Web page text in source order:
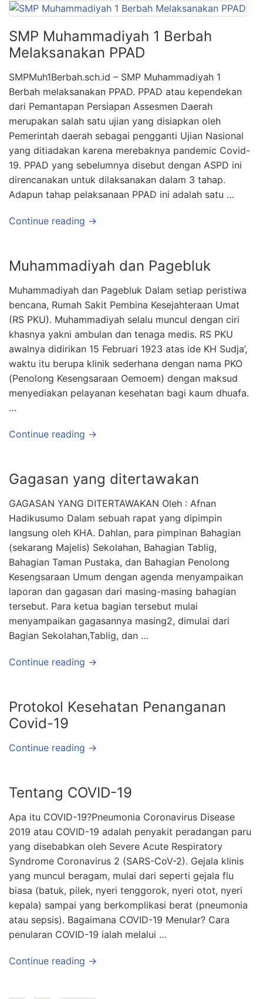
SMP Muhammadiyah 1 Berbah
Melaksanakan PPAD
SMPMuh1Berbah.sch.id – SMP Muhammadiyah 1
Berbah melaksanakan PPAD. PPAD atau kependekan
dari Pemantapan Persiapan Assesmen Daerah
merupakan salah satu ujian yang disiapkan oleh
Pemerintah daerah sebagai pengganti Ujian Nasional
yang ditiadakan karena merebaknya pandemic Covid-
19. PPAD yang sebelumnya disebut dengan ASPD ini
direncanakan untuk dilaksanakan dalam 3 tahap.
Adapun tahap pelaksanaan PPAD ini adalah satu …
Continue reading →
Muhammadiyah dan Pagebluk
Muhammadiyah dan Pagebluk Dalam setiap peristiwa
bencana, Rumah Sakit Pembina Kesejahteraan Umat
(RS PKU). Muhammadiyah selalu muncul dengan ciri
khasnya yakni ambulan dan tenaga medis. RS PKU
awalnya didirikan 15 Februari 1923 atas ide KH Sudja’,
waktu itu berupa klinik sederhana dengan nama PKO
(Penolong Kesengsaraan Oemoem) dengan maksud
menyediakan pelayanan kesehatan bagi kaum dhuafa.
…
Continue reading →
Gagasan yang ditertawakan
GAGASAN YANG DITERTAWAKAN Oleh : Afnan
Hadikusumo Dalam sebuah rapat yang dipimpin
langsung oleh KHA. Dahlan, para pimpinan Bahagian
(sekarang Majelis) Sekolahan, Bahagian Tablig,
Bahagian Taman Pustaka, dan Bahagian Penolong
Kesengsaraan Umum dengan agenda menyampaikan
laporan dan gagasan dari masing-masing bahagian
tersebut. Para ketua bagian tersebut mulai
menyampaikan gagasannya masing2, dimulai dari
Bagian Sekolahan,Tablig, dan …
Continue reading →
Protokol Kesehatan Penanganan
Covid-19
Continue reading →
Tentang COVID-19
Apa itu COVID-19?Pneumonia Coronavirus Disease
2019 atau COVID-19 adalah penyakit peradangan paru
yang disebabkan oleh Severe Acute Respiratory
Syndrome Coronavirus 2 (SARS-CoV-2). Gejala klinis
yang muncul beragam, mulai dari seperti gejala flu
biasa (batuk, pilek, nyeri tenggorok, nyeri otot, nyeri
kepala) sampai yang berkomplikasi berat (pneumonia
atau sepsis). Bagaimana COVID-19 Menular? Cara
penularan COVID-19 ialah melalui …
Continue reading →